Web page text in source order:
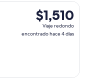
$1,510
Viaje
redondo,
$1,510
Viaje redondo
encontrado hace 4 días
con salida el